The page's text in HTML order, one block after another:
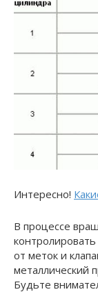
Интересно!
В процессе
от меток и
металлический
Будьте